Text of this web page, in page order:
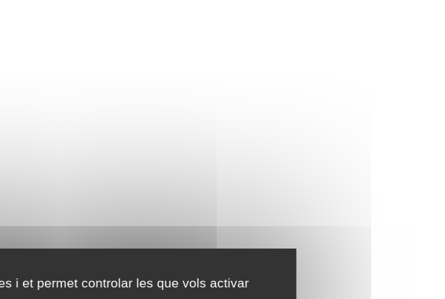
i et permet controlar les que vols activar